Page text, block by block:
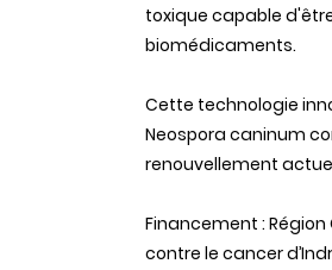
toxique capable
biomédicaments.
Cette technologie
Neospora caninum
renouvellement
Financement :
contre le cancer